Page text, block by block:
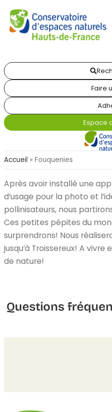
Faire
Espace
Accueil » Fouquenies
Après avoir installé une
d’usage pour la photo et
pollinisateurs, nous
Ces petites pépites du
surprendrons! Nous
jusqu’à Troissereux! A
de nature!
Questions